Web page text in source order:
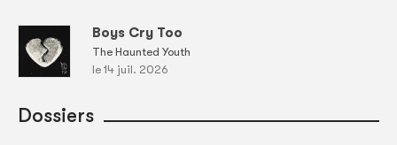
Boys Cry Too
The Haunted Youth
le 14 juil. 2026
Dossiers